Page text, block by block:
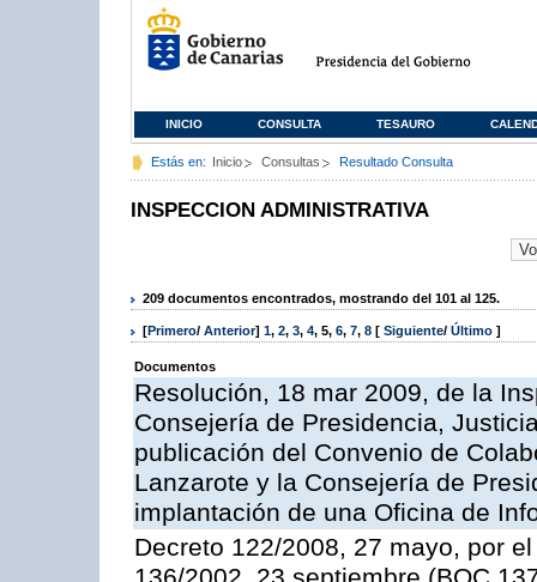
INICIO CONSULTA TESAURO
Estás en: Inicio Consultas Resultado Consulta
INSPECCION ADMINISTRATIVA
209 documentos encontrados, mostrando del 101 al 125.
[Primero/ Anterior] 1, 2, 3, 4, 5, 6, 7, 8 [ Siguiente/ Último ]
Documentos
Resolución, 18 mar 2009, de la
Consejería de Presidencia,
publicación del Convenio de
Lanzarote y la Consejería de
implantación de una Oficina de
Decreto 122/2008, 27 mayo, por